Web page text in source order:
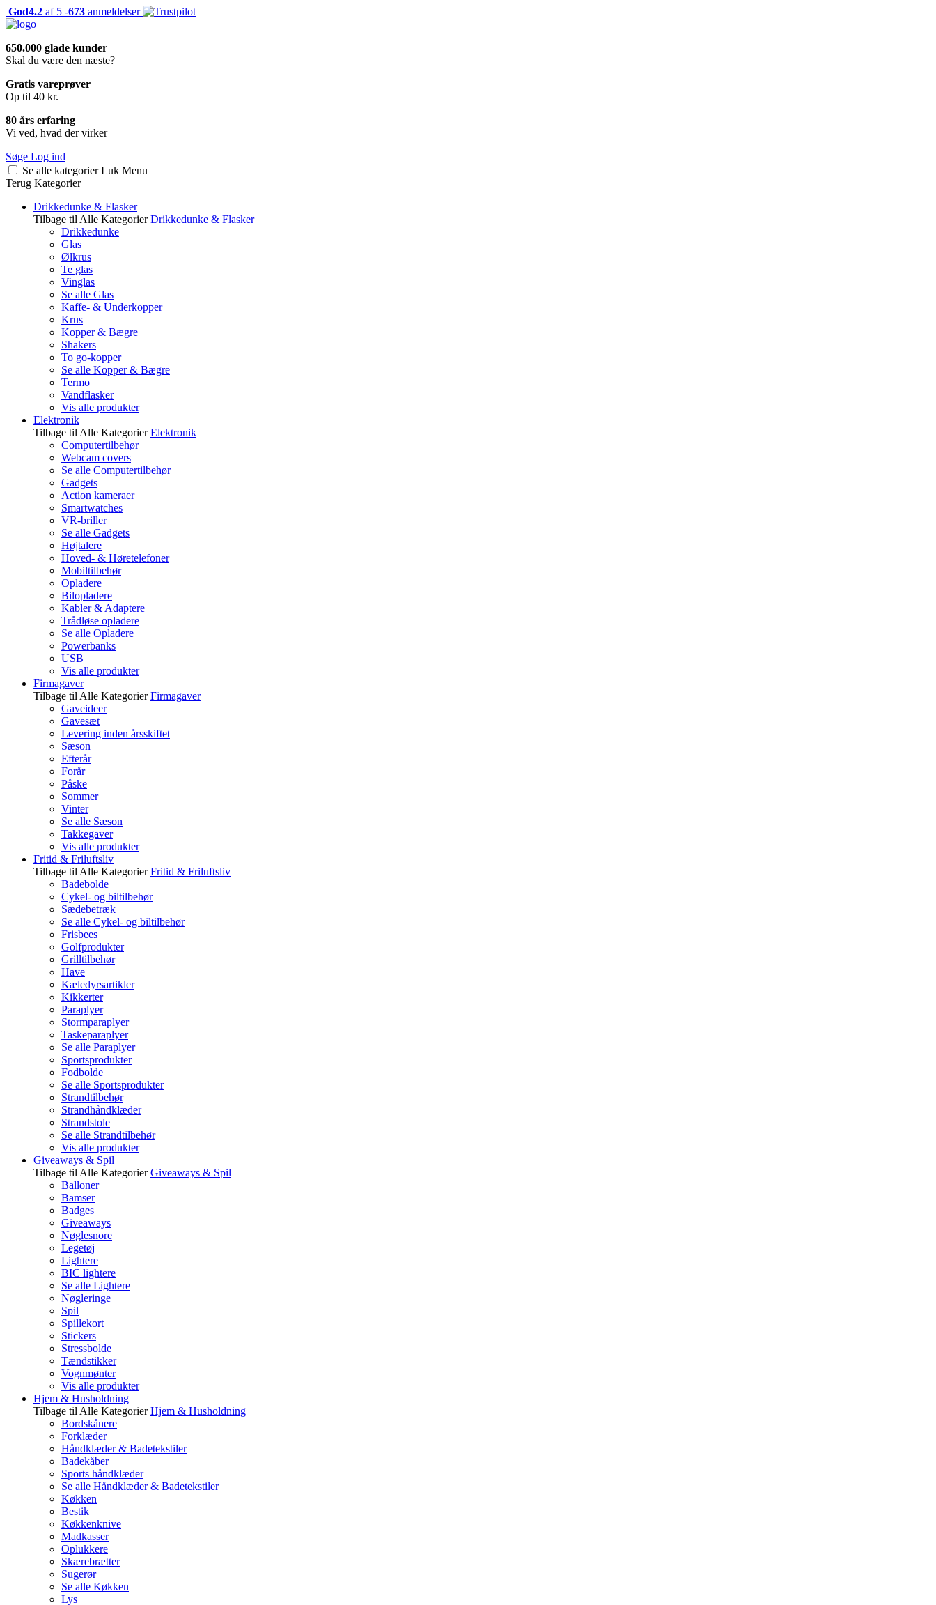
God4.2 af 5 -673 anmeldelser
650.000 glade kunder
Skal du være den næste?
Gratis vareprøver
Op til 40 kr.
80 års erfaring
Vi ved, hvad der virker
Søge Log ind
Se alle kategorier Luk Menu
Terug Kategorier
Drikkedunke & Flasker
Tilbage til Alle Kategorier Drikkedunke & Flasker
Drikkedunke
Glas
Ølkrus
Te glas
Vinglas
Se alle Glas
Kaffe- & Underkopper
Krus
Kopper & Bægre
Shakers
To go-kopper
Se alle Kopper & Bægre
Termo
Vandflasker
Vis alle produkter
Elektronik
Tilbage til Alle Kategorier Elektronik
Computertilbehør
Webcam covers
Se alle Computertilbehør
Gadgets
Action kameraer
Smartwatches
VR-briller
Se alle Gadgets
Højtalere
Hoved- & Høretelefoner
Mobiltilbehør
Opladere
Bilopladere
Kabler & Adaptere
Trådløse opladere
Se alle Opladere
Powerbanks
USB
Vis alle produkter
Firmagaver
Tilbage til Alle Kategorier Firmagaver
Gaveideer
Gavesæt
Levering inden årsskiftet
Sæson
Efterår
Forår
Påske
Sommer
Vinter
Se alle Sæson
Takkegaver
Vis alle produkter
Fritid & Friluftsliv
Tilbage til Alle Kategorier Fritid & Friluftsliv
Badebolde
Cykel- og biltilbehør
Sædebetræk
Se alle Cykel- og biltilbehør
Frisbees
Golfprodukter
Grilltilbehør
Have
Kæledyrsartikler
Kikkerter
Paraplyer
Stormparaplyer
Taskeparaplyer
Se alle Paraplyer
Sportsprodukter
Fodbolde
Se alle Sportsprodukter
Strandtilbehør
Strandhåndklæder
Strandstole
Se alle Strandtilbehør
Vis alle produkter
Giveaways & Spil
Tilbage til Alle Kategorier Giveaways & Spil
Balloner
Bamser
Badges
Giveaways
Nøglesnore
Legetøj
Lightere
BIC lightere
Se alle Lightere
Nøgleringe
Spil
Spillekort
Stickers
Stressbolde
Tændstikker
Vognmønter
Vis alle produkter
Hjem & Husholdning
Tilbage til Alle Kategorier Hjem & Husholdning
Bordskånere
Forklæder
Håndklæder & Badetekstiler
Badekåber
Sports håndklæder
Se alle Håndklæder & Badetekstiler
Køkken
Bestik
Køkkenknive
Madkasser
Oplukkere
Skærebrætter
Sugerør
Se alle Køkken
Lys